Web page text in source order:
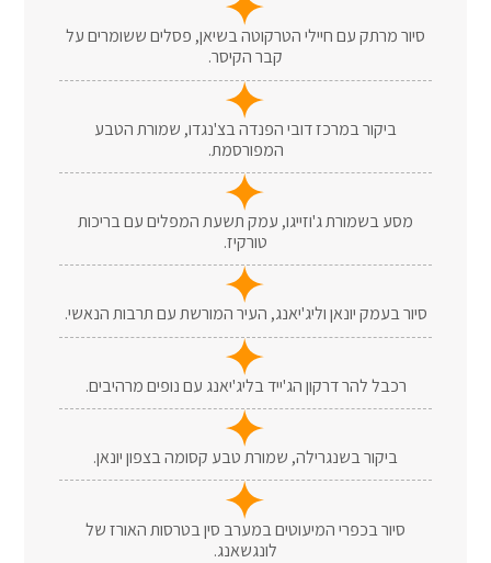
סיור מרתק עם חיילי הטרקוטה בשיאן, פסלים ששומרים על
קבר הקיסר.
ביקור במרכז דובי הפנדה בצ'נגדו, שמורת הטבע
המפורסמת.
מסע בשמורת ג'וזייגו, עמק תשעת המפלים עם בריכות
טורקיז.
סיור בעמק יונאן וליג'יאנג, העיר המורשת עם תרבות הנאשי.
רכבל להר דרקון הג'ייד בליג'יאנג עם נופים מרהיבים.
ביקור בשנגרילה, שמורת טבע קסומה בצפון יונאן.
סיור בכפרי המיעוטים במערב סין בטרסות האורז של
לונגשאנג.